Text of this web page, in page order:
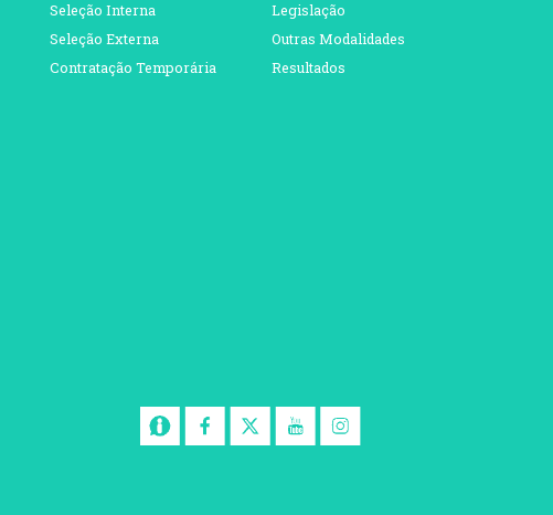
Seleção Interna
Seleção Externa
Contratação Temporária
Legislação
Outras Modalidades
Resultados